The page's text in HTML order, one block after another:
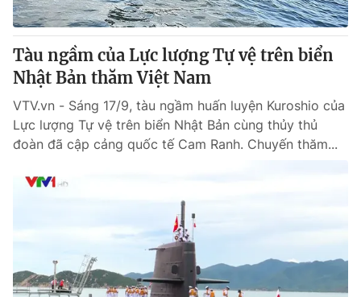
Tàu ngầm của Lực lượng Tự vệ trên biển
Nhật Bản thăm Việt Nam
VTV.vn - Sáng 17/9, tàu ngầm huấn luyện Kuroshio của
Lực lượng Tự vệ trên biển Nhật Bản cùng thủy thủ
đoàn đã cập cảng quốc tế Cam Ranh. Chuyến thăm...